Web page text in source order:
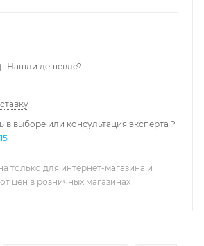
Нашли дешевле?
выборе или консультация эксперта ?
только для интернет-магазина и
цен в розничных магазинах